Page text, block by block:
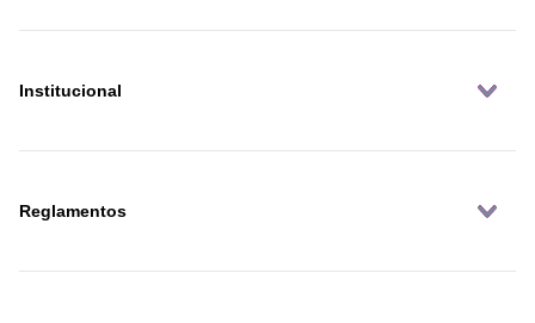
Institucional
Reglamentos